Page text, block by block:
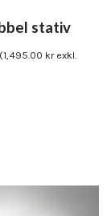
stativ
(1,495.00 krexkl.